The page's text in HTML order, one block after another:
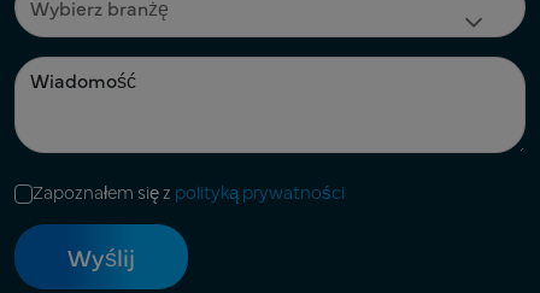
Zapoznałem się z polityką prywatności